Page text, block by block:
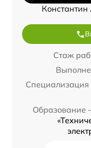
Стаж
Специализация
Образование